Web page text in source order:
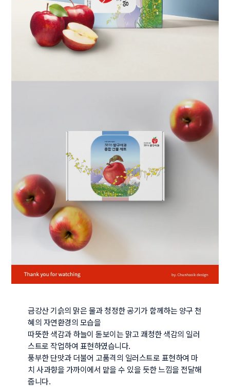
금강산 기슭의 맑은 물과 청정한 공기가 함께하는 양구 천
혜의 자연환경의 모습을
따뜻한 색감과 하늘이 돋보이는 맑고 쾌청한 색감의 일러
스트로 작업하여 표현하였습니다.
풍부한 단맛과 더불어 고품격의 일러스트로 표현하여 마
치 사과향을 가까이에서 맡을 수 있을 듯한 느낌을 전달해
줍니다.